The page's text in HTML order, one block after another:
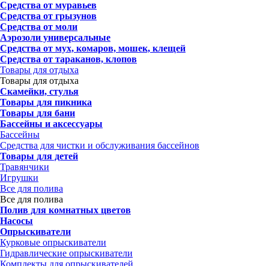
Средства от муравьев
Средства от грызунов
Средства от моли
Аэрозоли универсальные
Средства от мух, комаров, мошек, клещей
Средства от тараканов, клопов
Товары для отдыха
Товары для отдыха
Скамейки, стулья
Товары для пикника
Товары для бани
Бассейны и аксессуары
Бассейны
Средства для чистки и обслуживания бассейнов
Товары для детей
Травянчики
Игрушки
Все для полива
Все для полива
Полив для комнатных цветов
Насосы
Опрыскиватели
Курковые опрыскиватели
Гидравлические опрыскиватели
Комплекты для опрыскивателей